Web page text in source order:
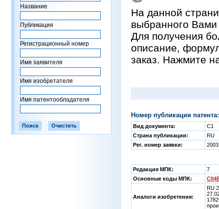
Название
Публикация
Регистрационный номер
Имя заявителя
Имя изобретателя
Имя патентообладателя
На данной
выбранного Вами
Для получения
описание,
заказ. Нажмите
Номер публикации
Вид документа:
C1
Страна публикации:
RU
Рег. номер заявки:
Редакция МПК:
7
Основные коды МПК:
Аналоги изобретения:
RU